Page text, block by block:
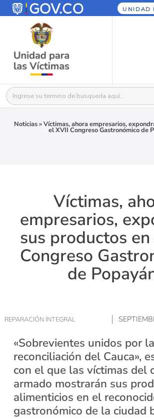
UNIDAD
Buscar:
Noticias»Víctimas, ahora empresarios,
el XVII Congreso Gastronómico de
Víctimas,
empresarios,
sus productos
Congreso
de
REPARACIÓN INTEGRAL
«Sobrevientes unidos por
reconciliación del Cauca»,
con el que las víctimas del
armado mostrarán sus
alimenticios en el
gastronómico de la ciudad